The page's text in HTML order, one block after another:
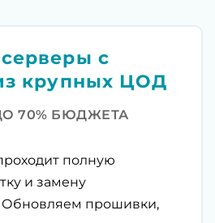
с
крупных ЦОД
70% БЮДЖЕТА
полную
и замену
прошивки,